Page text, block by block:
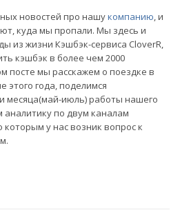
новостей про нашукомпанию, и
куда мы пропали. Мы здесь и
из жизни Кэшбэк-сервиса CloverR,
кэшбэк в более чем 2000
посте мы расскажем о поездке в
года, поделимся
месяца(май-июль) работы нашего
аналитику по двум каналам
у нас возник вопрос к